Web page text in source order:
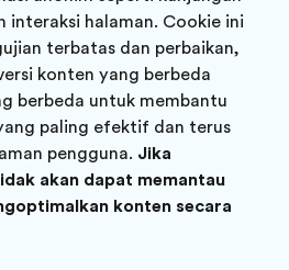
interaksi halaman. Cookie ini
terbatas dan perbaikan,
konten yang berbeda
berbeda untuk membantu
paling efektif dan terus
pengguna. Jika
akan dapat memantau
konten secara